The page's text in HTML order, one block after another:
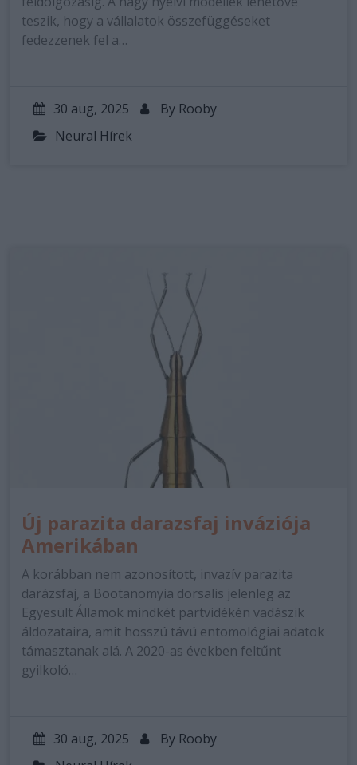
teszik, hogy a vállalatok összefüggéseket
fedezzenek fel a…
30 aug, 2025 By Rooby
Neural Hírek
Új parazita darazsfaj inváziója
Amerikában
A korábban nem azonosított, invazív parazita
darázsfaj, a Bootanomyia dorsalis jelenleg az
Egyesült Államok mindkét partvidékén vadászik
áldozataira, amit hosszú távú entomológiai adatok
támasztanak alá. A 2020-as években feltűnt
gyilkoló…
30 aug, 2025 By Rooby